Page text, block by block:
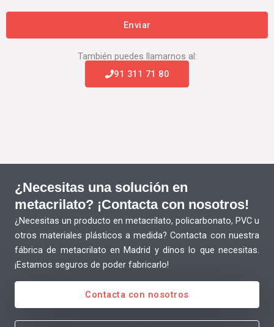
También puedes llamarnos al:
91 311 71 80
¿Necesitas una solución en
metacrilato? ¡Contacta con nosotros!
¿Necesitas un producto en metacrilato, policarbonato, PVC u
otros materiales plásticos a medida? Contacta con nuestra
fábrica de metacrilato en Madrid y dínos lo que necesitas.
¡Estamos seguros de poder fabricarlo!
Contacta con nosotros